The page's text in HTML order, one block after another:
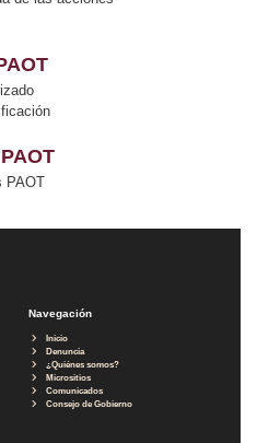
PAOT
Navegación
Inicio
Denuncia
¿Quiénes somos?
Micrositios
Comunicados
Consejo de Gobierno